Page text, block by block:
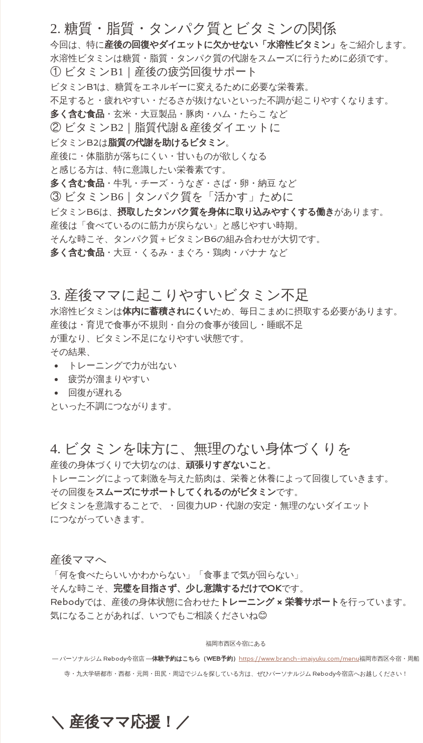
2. 糖質・脂質・タンパク質とビタミンの関係
今回は、特に産後の回復やダイエットに欠かせない「水溶性ビタミン」 をご紹介します。
水溶性ビタミンは糖質・脂質・タンパク質の代謝をスムーズに行うために必須です。
① ビタミンB1｜産後の疲労回復サポート
ビタミンB1は、糖質をエネルギーに変えるために必要な栄養素。
不足すると・疲れやすい・だるさが抜けないといった不調が起こりやすくなります。
多く含む食品 ・玄米・大豆製品・豚肉・ハム・たらこ など
② ビタミンB2｜脂質代謝＆産後ダイエットに
ビタミンB2は脂質の代謝を助けるビタミン。
産後に・体脂肪が落ちにくい・甘いものが欲しくなる
と感じる方は、特に意識したい栄養素です。
多く含む食品 ・牛乳・チーズ・うなぎ・さば・卵・納豆 など
③ ビタミンB6｜タンパク質を「活かす」ために
ビタミンB6は、 摂取したタンパク質を身体に取り込みやすくする働きがあります。
産後は「食べているのに筋力が戻らない」と感じやすい時期。
そんな時こそ、タンパク質＋ビタミンB6の組み合わせが大切です。
多く含む食品 ・大豆・くるみ・まぐろ・鶏肉・バナナ など
3. 産後ママに起こりやすいビタミン不足
水溶性ビタミンは体内に蓄積されにくいため、毎日こまめに摂取する必要があります。
産後は・育児で食事が不規則・自分の食事が後回し・睡眠不足
が重なり、ビタミン不足になりやすい状態です。
その結果、
トレーニングで力が出ない
疲労が溜まりやすい
回復が遅れる
といった不調につながります。
4. ビタミンを味方に、無理のない身体づくりを
産後の身体づくりで大切なのは、 頑張りすぎないこと 。
トレーニングによって刺激を与えた筋肉は、栄養と休養によって回復していきます。
その回復をスムーズにサポートしてくれるのがビタミンです。
ビタミンを意識することで、・回復力UP・代謝の安定・無理のないダイエット
につながっていきます。
産後ママへ
「何を食べたらいいかわからない」「食事まで気が回らない」
そんな時こそ、 完璧を目指さず、少し意識するだけでOKです。
Rebodyでは、産後の身体状態に合わせた トレーニング × 栄養サポート を行っています。
気になることがあれば、いつでもご相談くださいね😊
福岡市西区今宿にある
― パーソナルジム Rebody今宿店 ―体験予約はこちら（WEB予約） https://www.branch-imajyuku.com/menu福岡市西区今宿・周船
寺・九大学研都市・西都・元岡・田尻・周辺でジムを探している方は、ぜひパーソナルジム Rebody今宿店へお越しください！
＼ 産後ママ応援！／